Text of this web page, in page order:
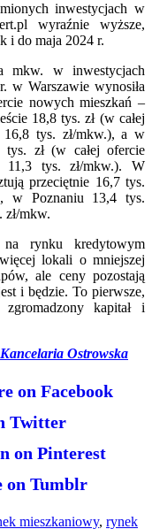
inwestycjach w
wyraźnie wyższe,
i do maja 2024 r.
mkw. w inwestycjach
w Warszawie wynosiła
nowych mieszkań –
18,8 tys. zł (w całej
tys. zł/mkw.), a w
tys. zł (w całej ofercie
11,3 tys. zł/mkw.). W
przeciętnie 16,7 tys.
w Poznaniu 13,4 tys.
zł/mkw.
rynku kredytowym
lokali o mniejszej
ale ceny pozostają
i będzie. To pierwsze,
kapitał i
Kancelaria Ostrowska
mieszkaniowy, rynek